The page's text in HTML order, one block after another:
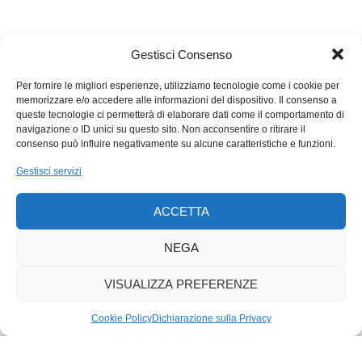
Gestisci Consenso
Per fornire le migliori esperienze, utilizziamo tecnologie come i cookie per
memorizzare e/o accedere alle informazioni del dispositivo. Il consenso a
queste tecnologie ci permetterà di elaborare dati come il comportamento di
navigazione o ID unici su questo sito. Non acconsentire o ritirare il
consenso può influire negativamente su alcune caratteristiche e funzioni.
Gestisci servizi
ACCETTA
NEGA
VISUALIZZA PREFERENZE
Cookie PolicyDichiarazione sulla Privacy
Michael Imperioli, «ma Laurie Anderson vi ha riconosciuto il
vulnerabilità e nella voglia di vivere di Matthew».